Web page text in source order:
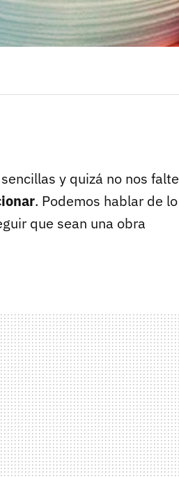
y quizá no nos falte
. Podemos hablar de lo
que sean una obra